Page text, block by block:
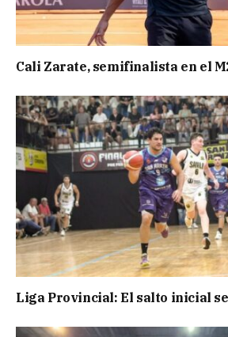
Cali Zarate, semifinalista en el
Liga Provincial: El salto inicial